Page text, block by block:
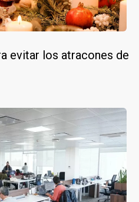
evitar los atracones de